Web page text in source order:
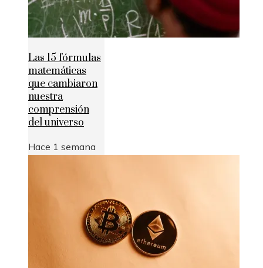
Las 15 fórmulas
matemáticas
que cambiaron
nuestra
comprensión
del universo
Hace 1 semana